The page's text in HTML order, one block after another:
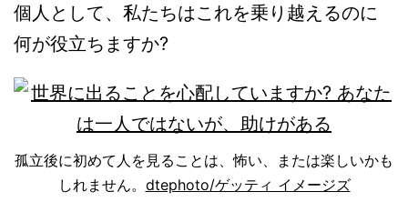
個人として、私たちはこれを乗り越えるのに
何が役立ちますか?
孤立後に初めて人を見ることは、怖い、または楽しいかも
しれません。 dtephoto/ゲッティ イメージズ